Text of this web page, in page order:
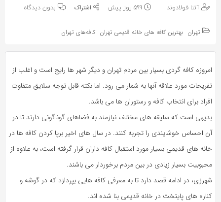
به
بگذارید.
کپی
لینک
آتنا فولادوند به
بگذارید.
کپی
بدون دیدگاه
تهران بهترین کافه های خانه قدیمی تهران کافه‌های تهران
امروزه کافه گردی بسیار بین مردم تهران و دیگر شهر ها رایج است و اغلب از
تفریحات مورد علاقه آنها به شمار می رود. اما نکته قابل توجه سلایق متفاوت
افراد برای انتخاب کافه و رستوران ها می باشد.
بدیهی است که سلیقه های مختلف نیازمند به فضاهای گوناگونی دارند تا در
آن احساس خوشایندی را تجربه کنند. در سال های اخیر برپا کردن کافه ها در
خانه های قدیمی بسیار مورد استقبال کافه داران قرار گرفته است، به علاوه از
محبوبیت بسیار زیادی در بین مردم برخوردار می باشند.
شهرزی، در ادامه قصد دارد تا به معرفی کافه هایی بپردازد که در گوشه و
کناره های پایتخت در خانه قدیمی بنا شده اند.